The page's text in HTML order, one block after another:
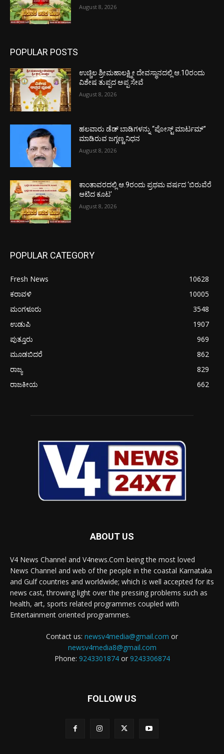
August 8, 2026
POPULAR POSTS
ಉಚ್ಚಿಲ ಶ್ರೀಮಹಾಲಕ್ಷ್ಮೀ ದೇವಸ್ಥಾನದಲ್ಲಿ ಆ.10ರಂದು
ವಿಶೇಷ ತುಪ್ಪದ ಅಪ್ಪ ಸೇವೆ
August 8, 2026
ಹಲವಾರು ಡೆಡ್ ಬಾಡಿಗಳನ್ನು “ಪೋಸ್ಟ್ ಮಾರ್ಟಮ್”
ಮಾಡಿರುವ ಜಗ್ಗಣ್ಣ ನಿಧನ
August 8, 2026
ಕಾಂತಾವರದಲ್ಲಿ ಆ.9ರಂದು ಪ್ರಥಮ ವರ್ಷದ ‘ಬಿರುವೆರೆ
ಆಟಿದ ಕೂಟ’
August 8, 2026
POPULAR CATEGORY
Fresh News
10628
ಕರಾವಳಿ
10005
ಮಂಗಳೂರು
3548
ಉಡುಪಿ
1907
ಪುತ್ತೂರು
969
ಮೂಡಬಿದರೆ
862
ರಾಜ್ಯ
829
ರಾಜಕೀಯ
662
ABOUT US
V4 News Channel and V4news.Com being the most loved
News Channel and web of the people in the coastal Karnataka
and Gulf countries and worldwide; which is well accepted for its
news cast, throwing light over the pressing problems such as
health, art, sports related programmes coupled with
Entertainment oriented programmes.
Contact us: newsv4media@gmail.com or
newsv4media8@gmail.com
Phone: 9243301874or 9243306874
FOLLOW US